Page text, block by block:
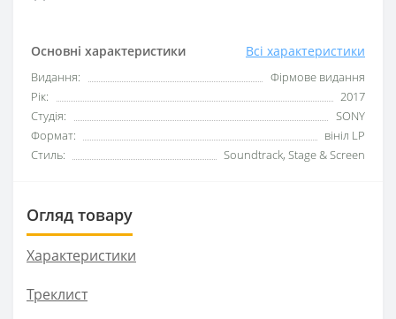
Основні характеристики Всі характеристики
Видання:
Фірмове видання
Рік:
2017
Студія:
SONY
Формат:
вініл LP
Стиль:
Soundtrack, Stage & Screen
Огляд товару
Характеристики
Треклист